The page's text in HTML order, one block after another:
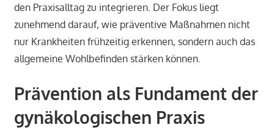
den Praxisalltag zu integrieren. Der Fokus liegt
zunehmend darauf, wie präventive Maßnahmen nicht
nur Krankheiten frühzeitig erkennen, sondern auch das
allgemeine Wohlbefinden stärken können.
Prävention als Fundament der
gynäkologischen Praxis